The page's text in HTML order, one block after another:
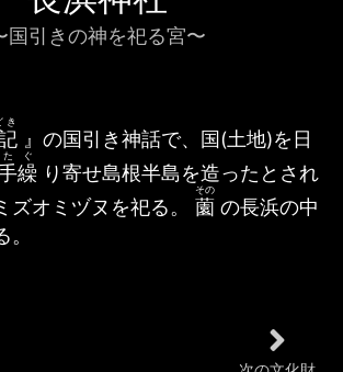
国引きの神を祀る宮〜
き
』の国引き神話で、国(土地)を日
繰
たぐ
り寄せ島根半島を造ったとされ
ズオミヅヌを祀る。 薗
その
の長浜の中